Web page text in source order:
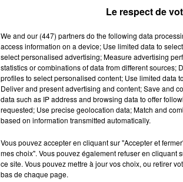
Le respect de
We and our (447) partnersdo the following data
access information on a device; Use limited data to
select personalised advertising; Measure advertising
statistics or combinations of data from different
profiles to select personalised content; Use limited data
Deliver and present advertising and content; Save and
data such as IP address and browsing data to offer
requested; Use precise geolocation data; Match and
based on information transmitted automatically.
Vous pouvez accepter en cliquant sur "Accepter et
mes choix". Vous pouvez également refuser en cliquant
ce site. Vous pouvez mettre à jour vos choix, ou retirer
bas de chaque page.